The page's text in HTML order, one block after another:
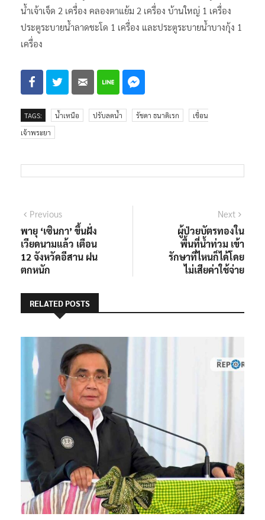
น้ำเจ้าเจ็ด 2 เครื่อง คลองตาแย้ม 2 เครื่อง บ้านใหญ่ 1 เครื่อง
ประตูระบายน้ำลาดชะโด 1 เครื่อง และประตูระบายน้ำบางกุ้ง 1
เครื่อง
TAGS: น้ำเหนือ ปรับลดน้ำ รัชดา ธนาดิเรก
เขื่อน
เจ้าพระยา
แนะแนว
เรื่อง
PreviousPrevious
post:
พายุ ‘เซินกา’ ขึ้นฝั่ง
เวียดนามแล้ว เตือน
12 จังหวัดอีสาน ฝน
ตกหนัก
Next
post:
ผู้ป่วยบัตรทองใน
พื้นที่น้ำท่วม เข้า
รักษาที่ไหนก็ได้โดย
ไม่เสียค่าใช้จ่าย
RELATED POSTS